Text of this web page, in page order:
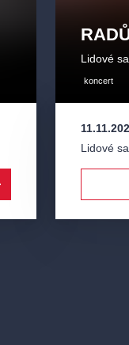
Lidové
koncert
Lidové